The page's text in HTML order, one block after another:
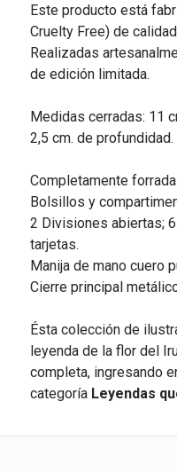
Este producto está
Cruelty Free) de
Realizadas
de edición limitada.
Medidas cerradas: 11
2,5 cm. de profundidad.
Completamente
Bolsillos y
2 Divisiones abiertas;
tarjetas.
Manija de mano cuero
Cierre principal
Ésta colección de
leyenda de la flor del
completa, ingresando
categoría Leyendas